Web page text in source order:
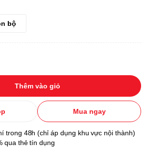
bộ
Thêm vào giỏ
Mua ngay
trong 48h (chỉ áp dụng khu vực nội thành)
qua thẻ tín dụng